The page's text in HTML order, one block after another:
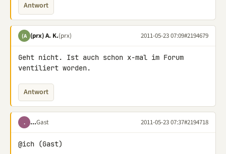
Antwort
(A (prx) A. K.(prx) 2011-05-23 07:09#2194679
Geht nicht. Ist auch schon x-mal im Forum
ventiliert worden.
Antwort
. ...Gast 2011-05-23 07:37#2194718
@ich (Gast)